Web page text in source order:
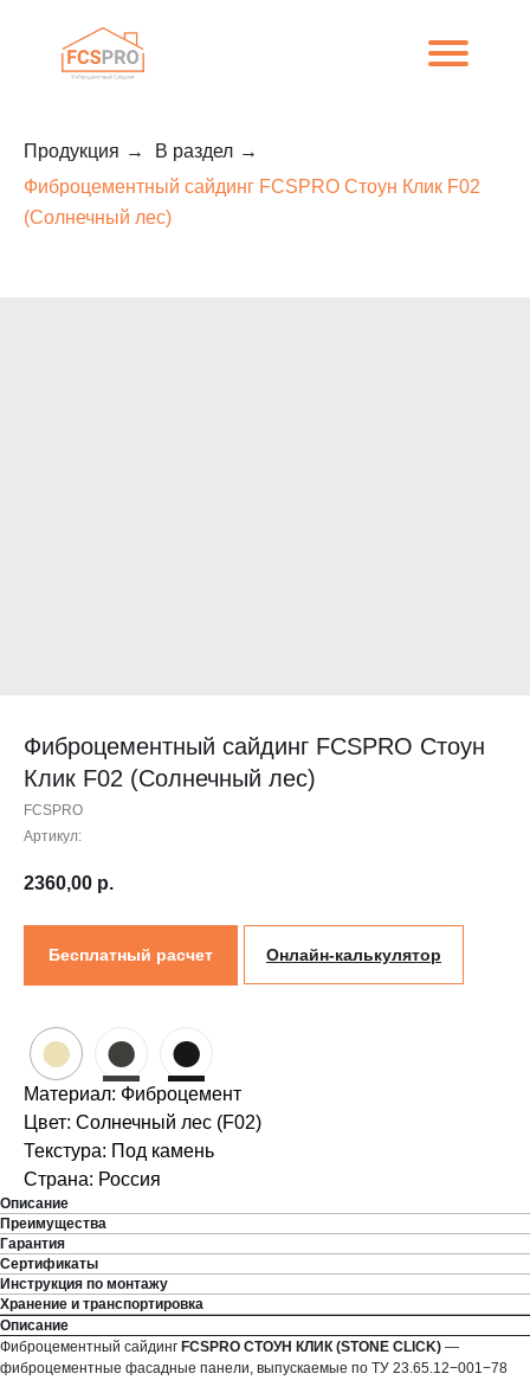
Продукция → В раздел →
Фиброцементный сайдинг FCSPRO Стоун Клик F02
(Солнечный лес)
Фиброцементный сайдинг FCSPRO Стоун
Клик F02 (Солнечный лес)
FCSPRO
Артикул:
2360,00 р.
Бесплатный расчет Онлайн-калькулятор
● ● ●
Материал: Фиброцемент
Цвет: Солнечный лес (F02)
Текстура: Под камень
Страна: Россия
Описание
Преимущества
Гарантия
Сертификаты
Инструкция по монтажу
Хранение и транспортировка
Описание
Фиброцементный сайдинг FCSPRO СТОУН КЛИК (STONE CLICK) —
фиброцементные фасадные панели, выпускаемые по ТУ 23.65.12−001−78